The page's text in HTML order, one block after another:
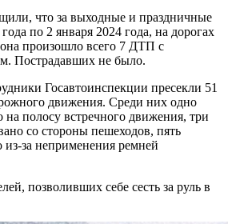
что за выходные и праздничные
по 2 января 2024 года, на дорогах
произошло всего 7 ДТП с
Пострадавших не было.
Госавтоинспекции пресекли 51
движения. Среди них одно
на полосу встречного движения, три
со стороны пешеходов, пять
за неприменения ремней
позволивших себе сесть за руль в